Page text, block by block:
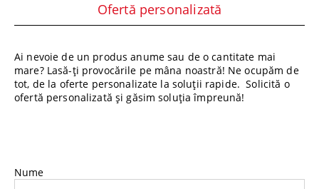
Ofertă personalizată
Ai nevoie de un produs anume sau de o cantitate mai
mare? Lasă-ți provocările pe mâna noastră! Ne ocupăm de
tot, de la oferte personalizate la soluții rapide. Solicită o
ofertă personalizată și găsim soluția împreună!
Nume